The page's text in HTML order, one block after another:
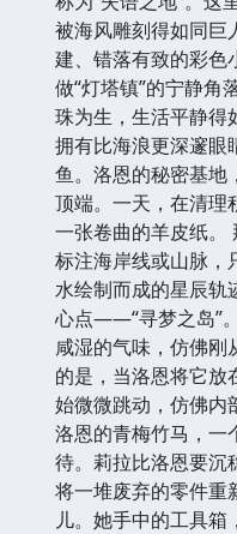
被海风雕刻得如同巨
建、错落有致的彩色
做“灯塔镇”的宁静角
珠为生，生活平静得
拥有比海浪更深邃眼
鱼。洛恩的秘密基地
顶端。一天，在清理
一张卷曲的羊皮纸。
标注海岸线或山脉，
水绘制而成的星辰轨
心点——“寻梦之岛”
咸湿的气味，仿佛刚
的是，当洛恩将它放
始微微跳动，仿佛内
洛恩的青梅竹马，一
待。莉拉比洛恩要沉
将一堆废弃的零件重
儿。她手中的工具箱